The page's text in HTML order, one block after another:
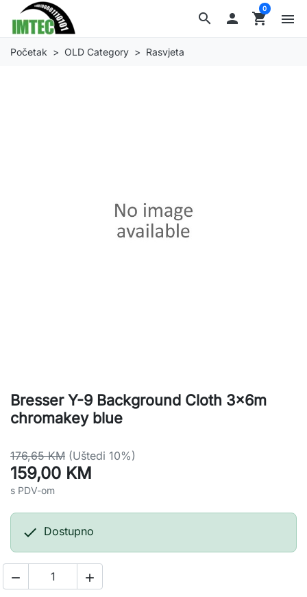
search  shopping_cart
0
menu
Početak OLD Category Rasvjeta
Bresser Y-9 Background Cloth 3x6m
chromakey blue
176,65 KM (Uštedi 10%)
159,00 KM
s PDV-om
 Dostupno
 